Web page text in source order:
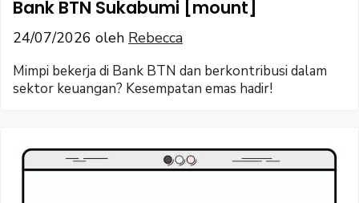
Bank BTN Sukabumi [mount]
24/07/2026 oleh Rebecca
Mimpi bekerja di Bank BTN dan berkontribusi dalam
sektor keuangan? Kesempatan emas hadir!